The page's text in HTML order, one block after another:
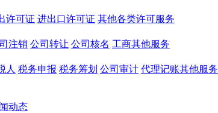
许可证 进出口许可证 其他各类许可服务
注销 公司转让 公司核名 工商其他服务
人 税务申报 税务筹划 公司审计 代理记账其他服务
动态